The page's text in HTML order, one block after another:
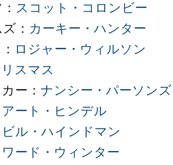
スコット・コロンビー
： カーキー・ハンター
ロジャー・ウィルソン
スマス
ー： ナンシー・パーソンズ
アート・ヒンデル
ビル・ハインドマン
ード・ウィンター